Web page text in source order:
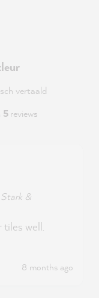
vertaald
5reviews
&
well.
8 months ago